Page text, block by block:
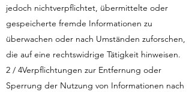
jedoch nichtverpflichtet, übermittelte oder
gespeicherte fremde Informationen zu
überwachen oder nach Umständen zuforschen,
die auf eine rechtswidrige Tätigkeit hinweisen.
2 / 4Verpflichtungen zur Entfernung oder
Sperrung der Nutzung von Informationen nach